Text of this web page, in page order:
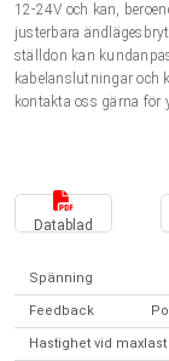
Norsk (NOK)
Suomi (EUR)
12-24V och kan,
justerbara
ställdon kan
kabelanslutningar och
kontakta oss gärna för
Datablad
Spänning
Feedback
Hastighet vid maxlast